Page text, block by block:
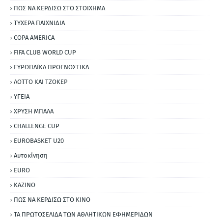
ΠΩΣ ΝΑ ΚΕΡΔΙΣΩ ΣΤΟ ΣΤΟΙΧΗΜΑ
ΤΥΧΕΡΑ ΠΑΙΧΝΙΔΙΑ
COPA AMERICA
FIFA CLUB WORLD CUP
ΕΥΡΩΠΑΪΚΑ ΠΡΟΓΝΩΣΤΙΚΑ
ΛΟΤΤΟ ΚΑΙ ΤΖΟΚΕΡ
ΥΓΕΙΑ
ΧΡΥΣΗ ΜΠΑΛΑ
CHALLENGE CUP
EUROBASKET U20
Αυτοκίνηση
ΕURO
ΚΑΖΙΝΟ
ΠΩΣ ΝΑ ΚΕΡΔΙΣΩ ΣΤΟ ΚΙΝΟ
ΤΑ ΠΡΩΤΟΣΕΛΙΔΑ ΤΩΝ ΑΘΛΗΤΙΚΩΝ ΕΦΗΜΕΡΙΔΩΝ